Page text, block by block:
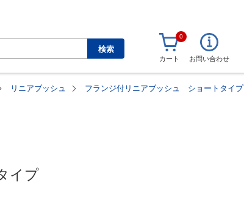
検索
0
カート お問い合わせ
リニアブッシュ
フランジ付リニアブッシュ ショートタイプ
イプ